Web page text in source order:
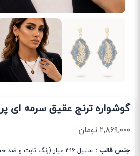
گوشواره ترنج عقیق سرمه ای پر
۲,۸۶۹,۰۰۰تومان
جنس قالب : استیل 316 عیار (رنگ ثابت و ضد حساسیت)